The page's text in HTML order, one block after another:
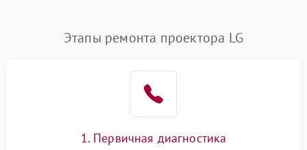
Нестабильная яркость или
4000 ₽ Подробнее →
Неравномерная подсветка
автоматическая коррекция
трапеции (Keystone)
Этапы ремонта проектора LG
1. Первичная диагностика